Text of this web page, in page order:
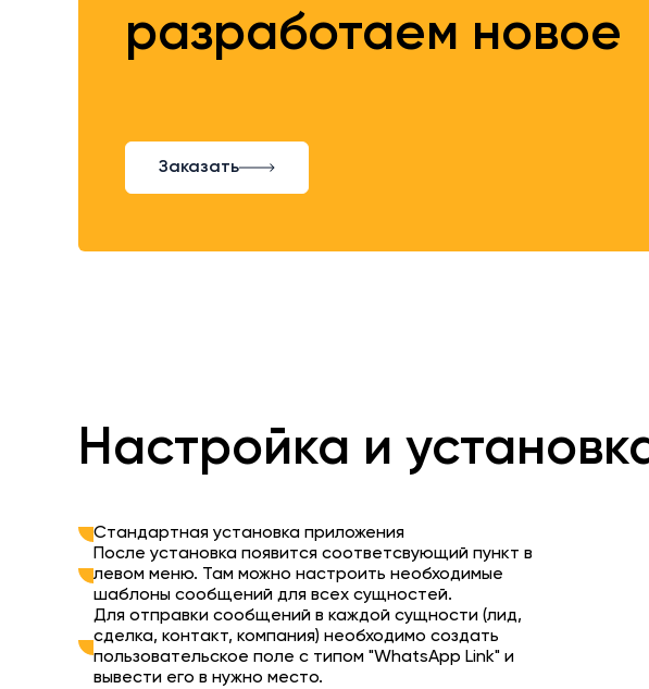
разработаем новое
Заказать
Настройка и
Стандартная установка приложения
После установка появится соответсвующий пункт в
левом меню. Там можно настроить необходимые
шаблоны сообщений для всех сущностей.
Для отправки сообщений в каждой сущности (лид,
сделка, контакт, компания) необходимо создать
пользовательское поле с типом "WhatsApp Link" и
вывести его в нужно место.